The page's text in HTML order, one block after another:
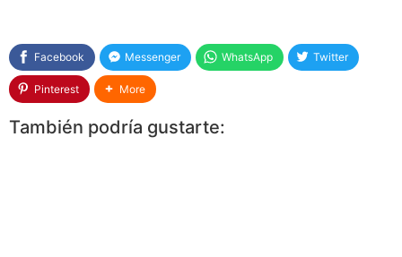
Facebook Messenger WhatsApp Twitter
Pinterest More
También podría gustarte: